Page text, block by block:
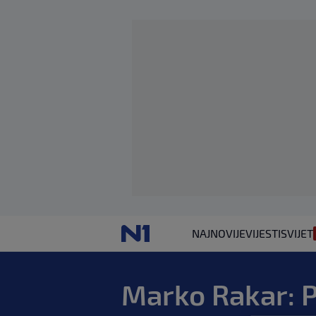
NAJNOVIJEVIJESTISVIJET
Marko Rakar: